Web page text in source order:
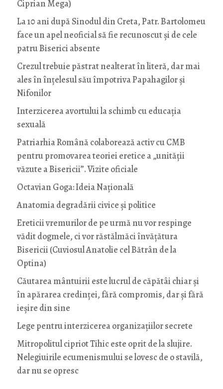
Ciprian Mega)
La 10 ani după Sinodul din Creta, Patr. Bartolomeu
face un apel neoficial să fie recunoscut și de cele
patru Biserici absente
Crezul trebuie păstrat nealterat în literă, dar mai
ales în înțelesul său împotriva Papahagilor și
Nifonilor
Interzicerea avortului la schimb cu educaţia
sexuală
Patriarhia Română colaborează activ cu CMB
pentru promovarea teoriei eretice a „unității
văzute a Bisericii”. Vizite oficiale
Octavian Goga: Ideia Naţională
Anatomia degradării civice și politice
Ereticii vremurilor de pe urmă nu vor respinge
vădit dogmele, ci vor răstălmăci învățătura
Bisericii (Cuviosul Anatolie cel Bătrân de la
Optina)
Căutarea mântuirii este lucrul de căpătâi chiar și
în apărarea credinței, fără compromis, dar și fără
ieșire din sine
Lege pentru interzicerea organizaţiilor secrete
Mitropolitul cipriot Tihic este oprit de la slujire.
Nelegiuirile ecumenismului se lovesc de o stavilă,
dar nu se opresc